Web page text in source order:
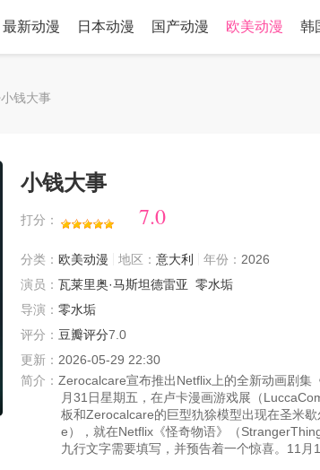
最新动漫 日本动漫 国产动漫 欧美动漫 韩
小钱大事
小钱大事
打分： 7.0
分类： 欧美动漫 地区： 意大利 年份： 2026
演员： 瓦莱里奥·马斯坦德雷亚 零水垢
导演： 零水垢
评分： 豆瓣评分7.0
更新： 2026-05-29 22:30
简介： Zerocalcare宣布推出Netflix上的全新动画剧集
月31日星期五，在卢卡漫画游戏展（
板和Zerocalcare的巨型犰狳模型出现在圣米
e），就在Netflix《怪奇物语》（
九行文字需要填写，并预告着一个惊喜。11月1..